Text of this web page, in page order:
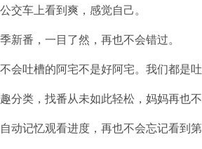
交车上看到爽，感觉自己。
新番，一目了然，再也不会错过。
不会吐槽的阿宅不是好阿宅。我们都是吐
趣分类，找番从未如此轻松，妈妈再也
自动记忆观看进度，再也不会忘记看到